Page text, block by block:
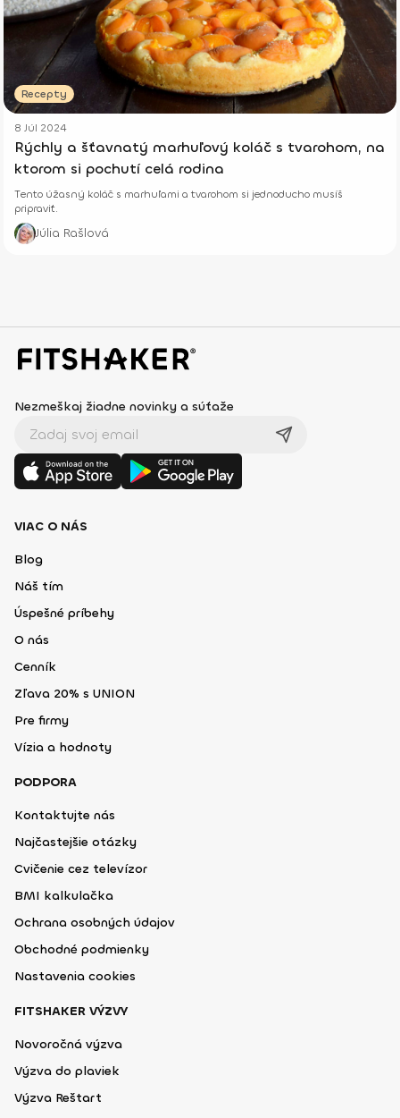
Recepty
8 Júl 2024
Rýchly a šťavnatý marhuľový koláč s tvarohom, na
ktorom si pochutí celá rodina
Tento úžasný koláč s marhuľami a tvarohom si jednoducho musíš
pripraviť.
Júlia Rašlová
Nezmeškaj žiadne novinky a súťaže
VIAC O NÁS
Blog
Náš tím
Úspešné príbehy
O nás
Cenník
Zľava 20% s UNION
Pre firmy
Vízia a hodnoty
PODPORA
Kontaktujte nás
Najčastejšie otázky
Cvičenie cez televízor
BMI kalkulačka
Ochrana osobných údajov
Obchodné podmienky
Nastavenia cookies
FITSHAKER VÝZVY
Novoročná výzva
Výzva do plaviek
Výzva Reštart